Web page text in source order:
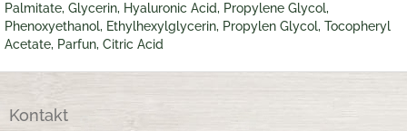
Palmitate, Glycerin, Hyaluronic Acid, Propylene Glycol,
Phenoxyethanol, Ethylhexylglycerin, Propylen Glycol, Tocopheryl
Acetate, Parfun, Citric Acid
Kontakt